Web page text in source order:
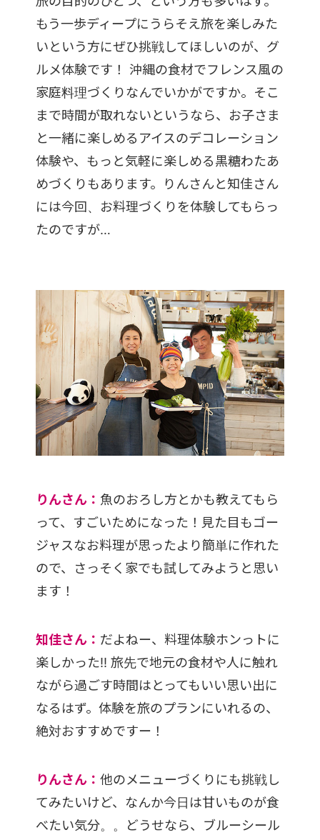
もう一歩ディープにうらそえ旅を楽しみた
いという方にぜひ挑戦してほしいのが、グ
ルメ体験です！ 沖縄の食材でフレンス風の
家庭料理づくりなんでいかがですか。そこ
まで時間が取れないというなら、お子さま
と一緒に楽しめるアイスのデコレーション
体験や、もっと気軽に楽しめる黒糖わたあ
めづくりもあります。りんさんと知佳さん
には今回、お料理づくりを体験してもらっ
たのですが…
りんさん： 魚のおろし方とかも教えてもら
って、すごいためになった！見た目もゴー
ジャスなお料理が思ったより簡単に作れた
ので、さっそく家でも試してみようと思い
ます！
知佳さん： だよねー、料理体験ホンっトに
楽しかった!! 旅先で地元の食材や人に触れ
ながら過ごす時間はとってもいい思い出に
なるはず。体験を旅のプランにいれるの、
絶対おすすめですー！
りんさん： 他のメニューづくりにも挑戦し
てみたいけど、なんか今日は甘いものが食
べたい気分。。どうせなら、ブルーシール